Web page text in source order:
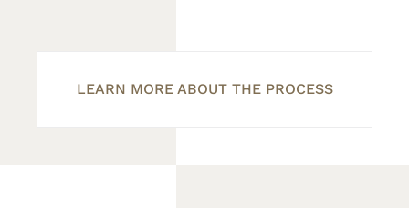
LEARN MORE ABOUT THE PROCESS